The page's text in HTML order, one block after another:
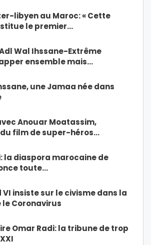
libyen au Maroc: « Cette
le premier…
Wal Ihssane-Extrême
ensemble mais…
une Jamaa née dans
Anouar Moatassim,
film de super-héros…
la diaspora marocaine de
toute…
insiste sur le civisme dans la
Coronavirus
Omar Radi: la tribune de trop